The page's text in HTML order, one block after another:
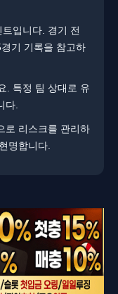
입니다. ​​경기 전
기 기록을 참고하
. ​특정 팀 상대로 유
다.
로 리스크를 관리하
명합니다.